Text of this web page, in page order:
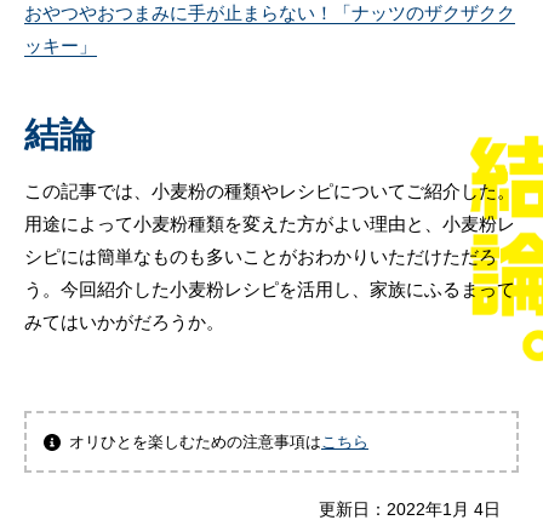
おやつやおつまみに手が止まらない！「ナッツのザクザクク
ッキー」
結論
この記事では、小麦粉の種類やレシピについてご紹介した。
用途によって小麦粉種類を変えた方がよい理由と、小麦粉レ
シピには簡単なものも多いことがおわかりいただけただろ
う。今回紹介した小麦粉レシピを活用し、家族にふるまって
みてはいかがだろうか。
オリひとを楽しむための注意事項は こちら
更新日： 2022年1月 4日